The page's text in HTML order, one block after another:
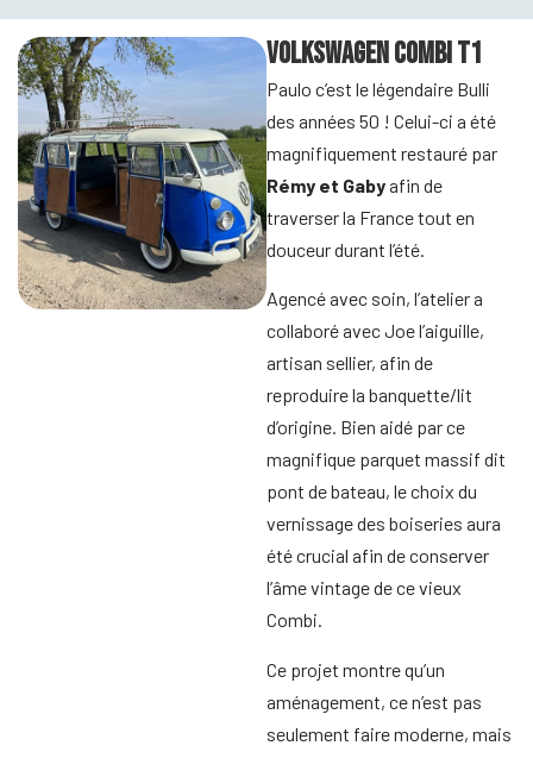
Volkswagen Combi T1
Paulo c’est le légendaire Bulli
des années 50 ! Celui-ci a été
magnifiquement restauré par
Rémy et Gaby afin de
traverser la France tout en
douceur durant l’été.
Agencé avec soin, l’atelier a
collaboré avec Joe l’aiguille,
artisan sellier, afin de
reproduire la banquette/lit
d’origine. Bien aidé par ce
magnifique parquet massif dit
pont de bateau, le choix du
vernissage des boiseries aura
été crucial afin de conserver
l’âme vintage de ce vieux
Combi.
Ce projet montre qu’un
aménagement, ce n’est pas
seulement faire moderne, mais